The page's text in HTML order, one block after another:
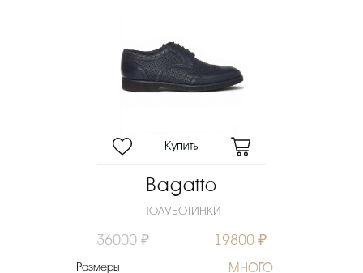
Bagatto
ПОЛУБОТИНКИ
36000 ₽ 19800 ₽
Размеры МНОГО